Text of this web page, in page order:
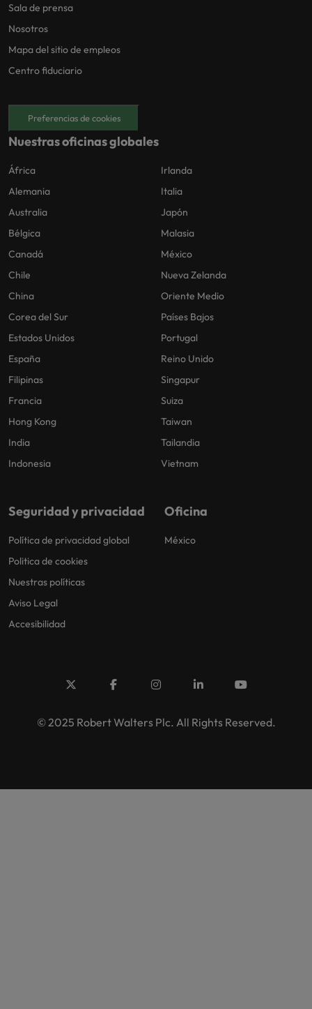
Sala de prensa
Nosotros
Mapa del sitio de empleos
Centro fiduciario
Preferencias de cookies
Nuestras oficinas globales
África
Alemania
Australia
Bélgica
Canadá
Chile
China
Corea del Sur
Estados Unidos
España
Filipinas
Francia
Hong Kong
India
Indonesia
Irlanda
Italia
Japón
Malasia
México
Nueva Zelanda
Oriente Medio
Países Bajos
Portugal
Reino Unido
Singapur
Suiza
Taiwan
Tailandia
Vietnam
Seguridad y privacidad
Política de privacidad global
Politica de cookies
Nuestras políticas
Aviso Legal
Accesibilidad
Oficina
México
© 2025 Robert Walters Plc. All Rights Reserved.